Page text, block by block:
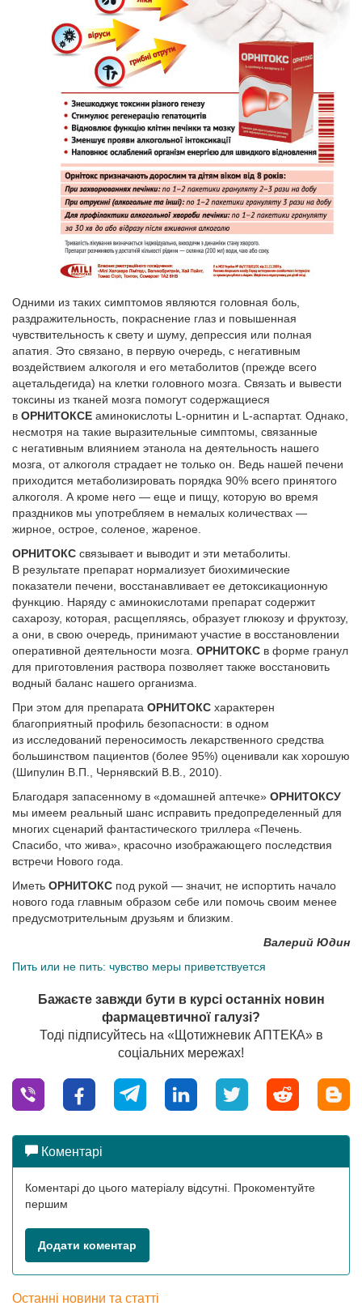
Одними из таких симптомов являются головная боль,
раздражительность, покраснение глаз и повышенная
чувствительность к свету и шуму, депрессия или полная
апатия. Это связано, в первую очередь, с негативным
воздействием алкоголя и его метаболитов (прежде всего
ацетальдегида) на клетки головного мозга. Связать и вывести
токсины из тканей мозга помогут содержащиеся
в ОРНИТОКСЕ аминокислоты L-орнитин и L-аспартат. Однако,
несмотря на такие выразительные симптомы, связанные
с негативным влиянием этанола на деятельность нашего
мозга, от алкоголя страдает не только он. Ведь нашей печени
приходится метаболизировать порядка 90% всего принятого
алкоголя. А кроме него — еще и пищу, которую во время
праздников мы употребляем в немалых количествах —
жирное, острое, соленое, жареное.
ОРНИТОКС связывает и выводит и эти метаболиты.
В результате препарат нормализует биохимические
показатели печени, восстанавливает ее детоксикационную
функцию. Наряду с аминокислотами препарат содержит
сахарозу, которая, расщепляясь, образует глюкозу и фруктозу,
а они, в свою очередь, принимают участие в восстановлении
оперативной деятельности мозга. ОРНИТОКС в форме гранул
для приготовления раствора позволяет также восстановить
водный баланс нашего организма.
При этом для препарата ОРНИТОКС характерен
благоприятный профиль безопасности: в одном
из исследований переносимость лекарственного средства
большинством пациентов (более 95%) оценивали как хорошую
(Шипулин В.П., Чернявский В.В., 2010).
Благодаря запасенному в «домашней аптечке» ОРНИТОКСУ
мы имеем реальный шанс исправить предопределенный для
многих сценарий фантастического триллера «Печень.
Спасибо, что жива», красочно изображающего последствия
встречи Нового года.
Иметь ОРНИТОКС под рукой — значит, не испортить начало
нового года главным образом себе или помочь своим менее
предусмотрительным друзьям и близким.
Валерий Юдин
Пить или не пить: чувство меры приветствуется
Бажаєте завжди бути в курсі останніх новин
фармацевтичної галузі?
Тоді підписуйтесь на «Щотижневик АПТЕКА» в
соціальних мережах!
Коментарі
Коментарі до цього матеріалу відсутні. Прокоментуйте
першим
Додати коментар
Останні новини та статті